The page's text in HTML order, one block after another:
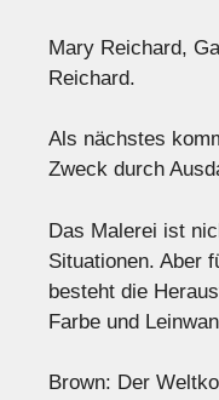
Mary Reichard,
Reichard.
Als nächstes
Zweck durch
Das Malerei ist
Situationen. Aber
besteht die
Farbe und
Brown: Der